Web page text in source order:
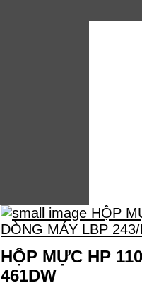
HỘP MỰC HP
461DW